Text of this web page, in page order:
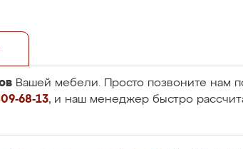
Вашей мебели. Просто позвоните нам
68-13, и наш менеджер быстро